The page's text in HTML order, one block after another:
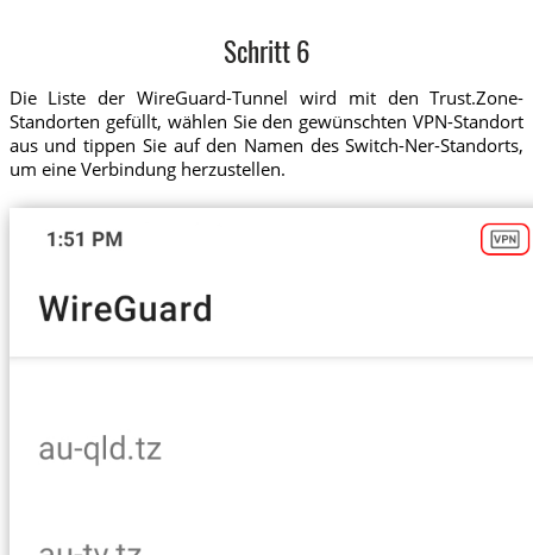
Schritt 6
Die Liste der WireGuard-Tunnel wird mit den Trust.Zone-
Standorten gefüllt, wählen Sie den gewünschten VPN-Standort
aus und tippen Sie auf den Namen des Switch-Ner-Standorts,
um eine Verbindung herzustellen.